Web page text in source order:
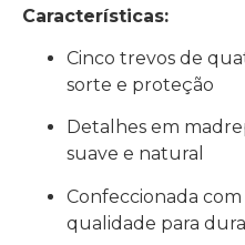
Características:
Cinco trevos de
sorte e proteção
Detalhes em
suave e natural
Confeccionada
qualidade para